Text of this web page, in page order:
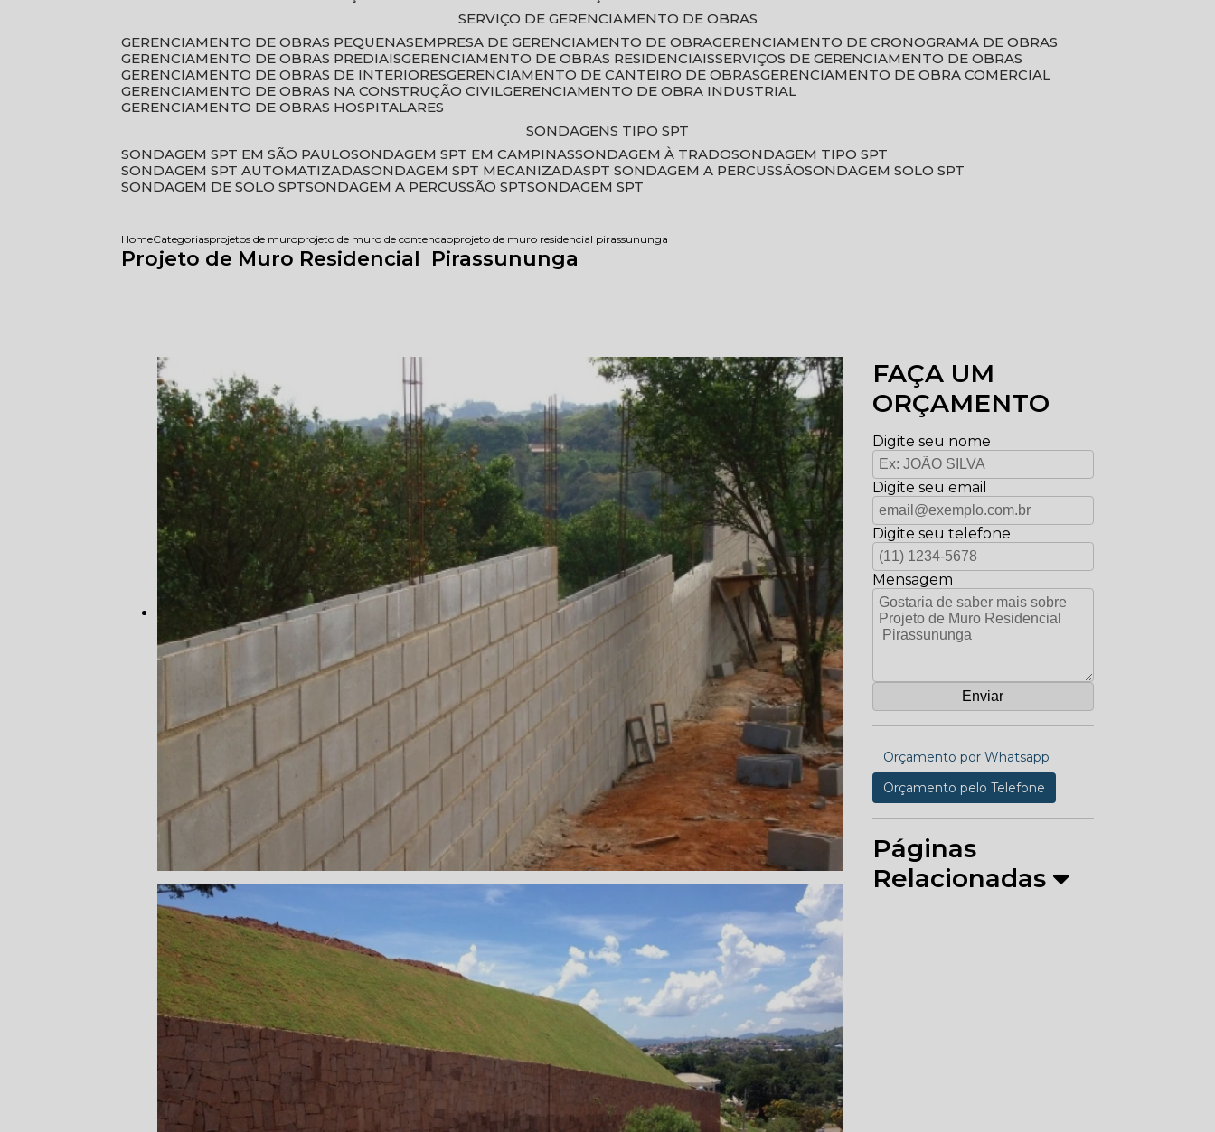
SERVIÇO DE GERENCIAMENTO DE OBRAS
GERENCIAMENTO DE OBRAS PEQUENAS
EMPRESA DE GERENCIAMENTO DE OBRA
GERENCIAMENTO DE CRONOGRAMA DE OBRAS
GERENCIAMENTO DE OBRAS PREDIAIS
GERENCIAMENTO DE OBRAS RESIDENCIAIS SERVIÇOS DE GERENCIAMENTO DE OBRAS
GERENCIAMENTO DE OBRAS DE INTERIORES
GERENCIAMENTO DE CANTEIRO DE OBRAS
GERENCIAMENTO DE OBRA COMERCIAL
GERENCIAMENTO DE OBRAS NA CONSTRUÇÃO CIVIL
GERENCIAMENTO DE OBRA INDUSTRIAL
GERENCIAMENTO DE OBRAS HOSPITALARES
SONDAGENS TIPO SPT
SONDAGEM SPT EM SÃO PAULO SONDAGEM SPT EM CAMPINAS SONDAGEM À TRADO SONDAGEM TIPO SPT
SONDAGEM SPT AUTOMATIZADA SONDAGEM SPT MECANIZADA SPT SONDAGEM A PERCUSSÃO SONDAGEM SOLO SPT
SONDAGEM DE SOLO SPT SONDAGEM A PERCUSSÃO SPT SONDAGEM SPT
HomeCategoriasprojetos de muroprojeto de muro de contencaoprojeto de muro residencial pirassununga
Projeto de Muro Residencial Pirassununga
FAÇA UM
ORÇAMENTO
Digite seu nome
Digite seu email
Digite seu telefone
Mensagem
Orçamento por Whatsapp
Orçamento pelo Telefone
Páginas
Relacionadas